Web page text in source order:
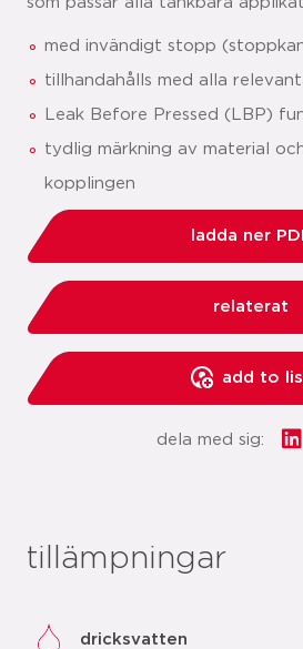
med invändigt stopp
tillhandahålls med alla
Leak Before Pressed (LBP)
tydlig märkning av material
kopplingen
ladda ner
relaterat
add to
dela med sig:
tillämpningar
dricksvatten